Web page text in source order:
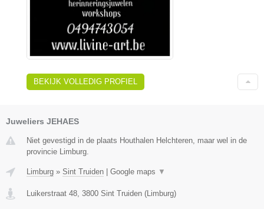
BEKIJK VOLLEDIG PROFIEL
Juweliers JEHAES
Niet gevestigd in de plaats Houthalen Helchteren, maar wel in de
provincie Limburg.
Limburg » Sint Truiden Google maps ▼
Luikerstraat 48 3800 Sint Truiden ( Limburg)